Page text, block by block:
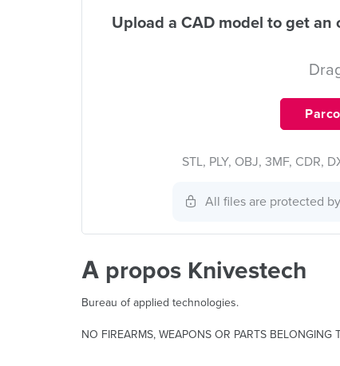
Upload a CAD model to get
STL, PLY, OBJ, 3MF, CDR,
All files are protected by
À propos Knivestech
Bureau of applied technologies.
NO FIREARMS, WEAPONS OR PARTS BELONGING